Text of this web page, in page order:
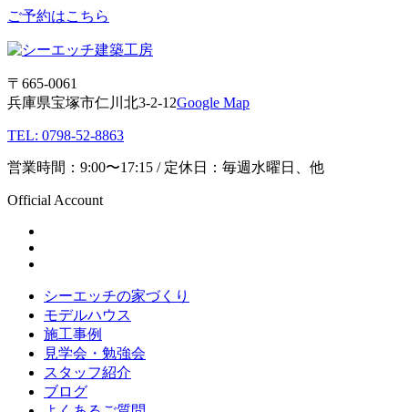
ご予約はこちら
〒665-0061
兵庫県宝塚市仁川北3-2-12Google Map
TEL: 0798-52-8863
営業時間：9:00〜17:15 / 定休日：毎週水曜日、他
Official Account
シーエッチの家づくり
モデルハウス
施工事例
見学会・勉強会
スタッフ紹介
ブログ